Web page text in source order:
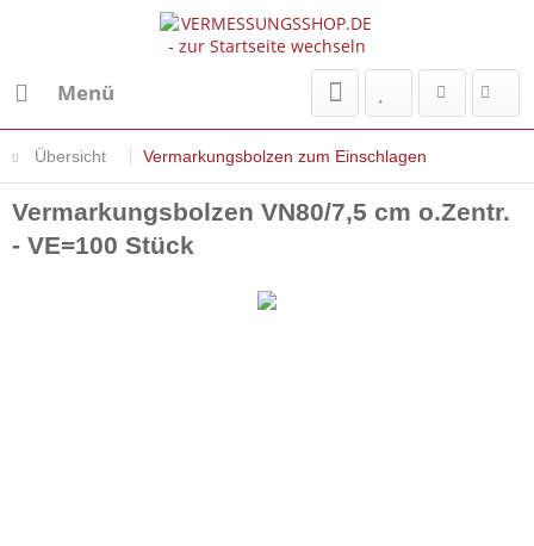
Menü
Übersicht Vermarkungsbolzen zum Einschlagen
Vermarkungsbolzen VN80/7,5 cm o.Zentr.
- VE=100 Stück